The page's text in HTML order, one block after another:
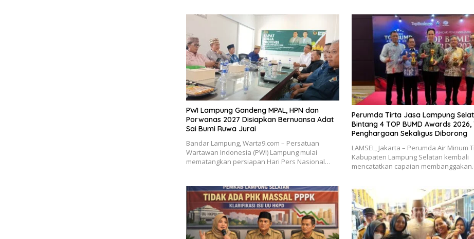
PWI Lampung Gandeng MPAL, HPN dan
Porwanas 2027 Disiapkan Bernuansa Adat
Sai Bumi Ruwa Jurai
Bandar Lampung, Warta9.com – Persatuan
Wartawan Indonesia (PWI) Lampung mulai
mematangkan persiapan Hari Pers Nasional…
Perumda Tirta Jasa Lampung
Bintang 4 TOP BUMD Awards
Penghargaan Sekaligus Diborong
LAMSEL, Jakarta – Perumda Air Minum
Kabupaten Lampung Selatan kembali
mencatatkan capaian